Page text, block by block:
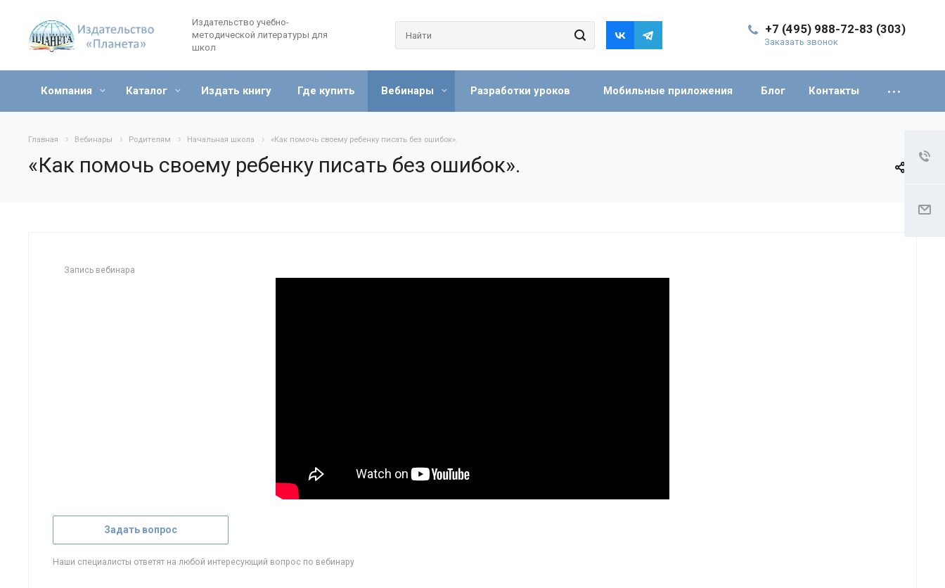
Издательство учебно-
методической литературы для
школ
+7 (495) 988-72-83 (303)
Заказать звонок
Компания Каталог Издать книгу Где купить Вебинары Разработки уроков Мобильные приложения Блог Контакты
Главная Вебинары Родителям Начальная школа «Как помочь своему ребенку писать без ошибок».
«Как помочь своему ребенку писать без ошибок».
Запись вебинара
Задать вопрос
Наши специалисты ответят на любой интересующий вопрос по вебинару